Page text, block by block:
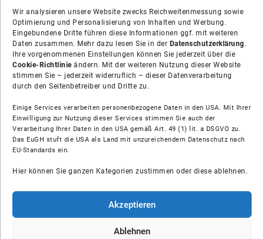
Wir analysieren unsere Website zwecks Reichweitenmessung sowie
Optimierung und Personalisierung von Inhalten und Werbung.
Eingebundene Dritte führen diese Informationen ggf. mit weiteren
Daten zusammen. Mehr dazu lesen Sie in der Datenschutzerklärung.
Ihre vorgenommenen Einstellungen können Sie jederzeit über die
Cookie-Richtlinieändern. Mit der weiteren Nutzung dieser Website
stimmen Sie – jederzeit widerruflich – dieser Datenverarbeitung
durch den Seitenbetreiber und Dritte zu.
Einige Services verarbeiten personenbezogene Daten in den USA. Mit Ihrer
Einwilligung zur Nutzung dieser Services stimmen Sie auch der
Verarbeitung Ihrer Daten in den USA gemäß Art. 49 (1) lit. a DSGVO zu.
Das EuGH stuft die USA als Land mit unzureichendem Datenschutz nach
EU-Standards ein.
Hier können Sie ganzen Kategorien zustimmen oder diese ablehnen.
Akzeptieren
Ablehnen
Über uns
Soziale Medien